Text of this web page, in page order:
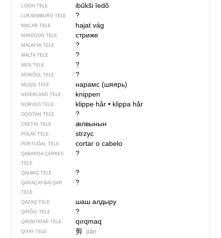
LIVON TELE ibūkši īedõ
LUKSEMBURG TELE ?
MACAR TELE hajat vág
MAKEDON TELE стриже
MALAYYA TELE ?
MALTA TELE ?
MEN TELE ?
MONĞOL TELE ?
MUQŞI TELE нарамс (шяярь)
NIDERLAND TELE knippen
NORVEG TELE klippe hår• klippa hår
OQSITAN TELE ?
OSETIN TELE ӕлвынын
POLAK TELE strzyc
PORTUĞAL TELE cortar o cabelo
QABARDA-ÇERKES
TELE
?
QALMIQ TELE ?
QARAÇAY-BALQAR
TELE
?
QAZAQ TELE шаш алдыру
QIRĞIZ TELE ?
QIRIMTATAR TELE qırqmaq
QITAY TELE 剪 jiǎn